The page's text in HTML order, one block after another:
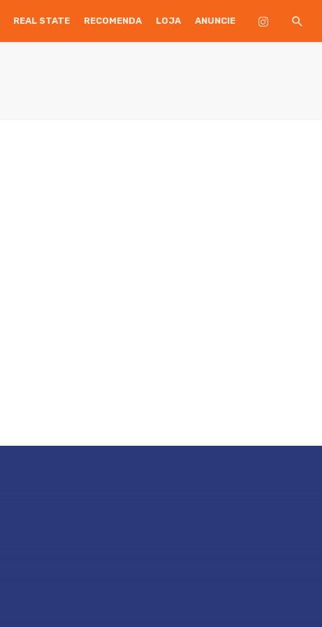
REAL STATE RECOMENDA LOJA ANUNCIE